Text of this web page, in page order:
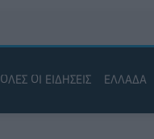
ΟΛΕΣ ΟΙ ΕΙΔΗΣΕΙΣ ΕΛΛΑΔΑ